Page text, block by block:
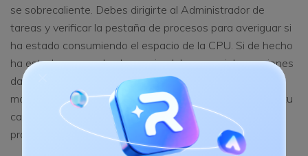
se sobrecaliente. Debes dirigirte al Administrador de
tareas y verificar la pestaña de procesos para averiguar si
ha estado consumiendo el espacio de la CPU. Si de hecho
ha estado ocupando el espacio, debes seguir las opciones
dadas para deshabilitar Runtime Broker. Esto implica
modificar tu registro. Por lo tanto, si no estás seguro de tu
capacidad para hacerlo solo, te recomendamos ayuda
profesional.